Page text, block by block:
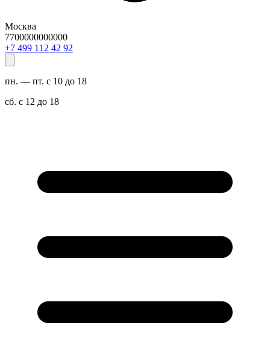
Москва
7700000000000
29 24 211 994 7+
пн. — пт. с 10 до 18
сб. с 12 до 18